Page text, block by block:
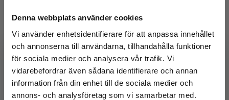
Denna webbplats använder cookies
Vi använder enhetsidentifierare för att anpassa innehållet
och annonserna till användarna, tillhandahålla funktioner
för sociala medier och analysera vår trafik. Vi
vidarebefordrar även sådana identifierare och annan
information från din enhet till de sociala medier och
annons- och analysföretag som vi samarbetar med.
Begränsad fraktregion
Gustavsson, M - Svanström, Y (red.)
Exkl. moms: 331 kr